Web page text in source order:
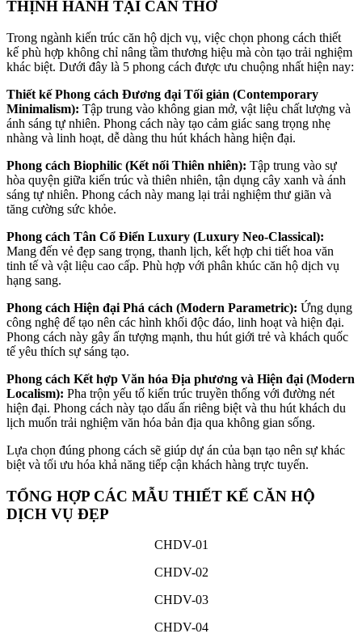
THỊNH HÀNH TẠI CẦN THƠ
Trong ngành kiến trúc căn hộ dịch vụ, việc chọn phong cách thiết
kế phù hợp không chỉ nâng tầm thương hiệu mà còn tạo trải nghiệm
khác biệt. Dưới đây là 5 phong cách được ưu chuộng nhất hiện nay:
Thiết kế Phong cách Đương đại Tối giản (Contemporary
Minimalism): Tập trung vào không gian mở, vật liệu chất lượng và
ánh sáng tự nhiên. Phong cách này tạo cảm giác sang trọng nhẹ
nhàng và linh hoạt, dễ dàng thu hút khách hàng hiện đại.
Phong cách Biophilic (Kết nối Thiên nhiên): Tập trung vào sự
hòa quyện giữa kiến trúc và thiên nhiên, tận dụng cây xanh và ánh
sáng tự nhiên. Phong cách này mang lại trải nghiệm thư giãn và
tăng cường sức khỏe.
Phong cách Tân Cổ Điển Luxury (Luxury Neo-Classical):
Mang đến vẻ đẹp sang trọng, thanh lịch, kết hợp chi tiết hoa văn
tinh tế và vật liệu cao cấp. Phù hợp với phân khúc căn hộ dịch vụ
hạng sang.
Phong cách Hiện đại Phá cách (Modern Parametric): Ứng dụng
công nghệ để tạo nên các hình khối độc đáo, linh hoạt và hiện đại.
Phong cách này gây ấn tượng mạnh, thu hút giới trẻ và khách quốc
tế yêu thích sự sáng tạo.
Phong cách Kết hợp Văn hóa Địa phương và Hiện đại (Modern
Localism): Pha trộn yếu tố kiến trúc truyền thống với đường nét
hiện đại. Phong cách này tạo dấu ấn riêng biệt và thu hút khách du
lịch muốn trải nghiệm văn hóa bản địa qua không gian sống.
Lựa chọn đúng phong cách sẽ giúp dự án của bạn tạo nên sự khác
biệt và tối ưu hóa khả năng tiếp cận khách hàng trực tuyến.
TỔNG HỢP CÁC MẪU THIẾT KẾ CĂN HỘ
DỊCH VỤ ĐẸP
CHDV-01
CHDV-02
CHDV-03
CHDV-04